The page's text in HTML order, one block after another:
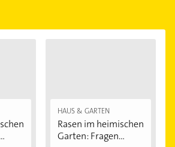
können.
HAUS & GARTEN
Rasen im heimischen
Garten: Fragen...